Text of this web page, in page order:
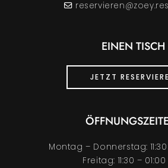
EINEN TISCH
JETZT
Montag – Donnerstag:
Freitag: 11:30 –